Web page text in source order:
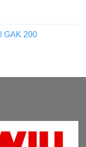
GAK 200